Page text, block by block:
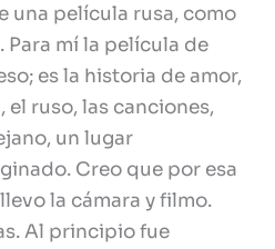
una película rusa, como
Para mí la película de
es la historia de amor,
el ruso, las canciones,
un lugar
Creo que por esa
la cámara y filmo.
Al principio fue